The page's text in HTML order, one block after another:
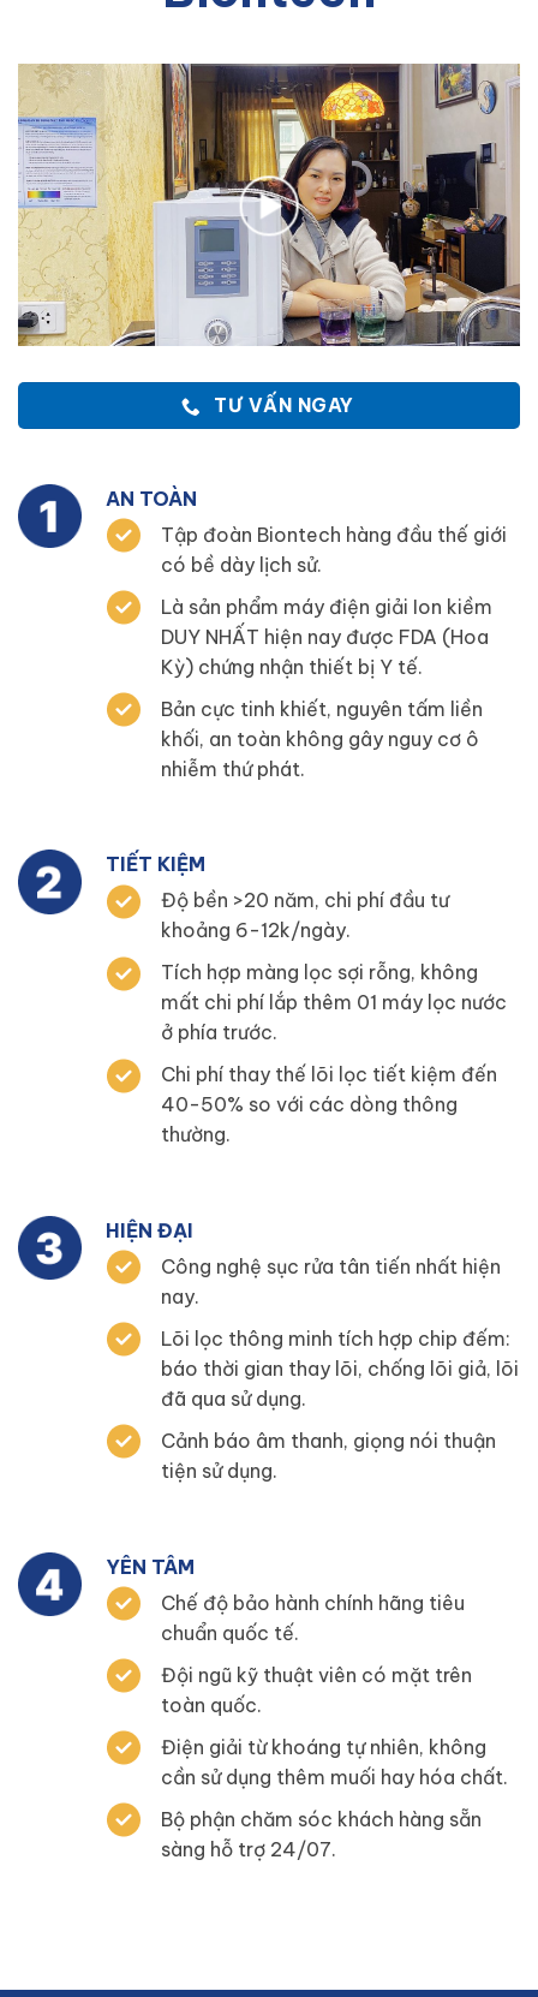
TƯ VẤN NGAY
AN TOÀN
Tập đoàn Biontech hàng đầu thế giới
có bề dày lịch sử.
Là sản phẩm máy điện giải Ion kiềm
DUY NHẤT hiện nay được FDA (Hoa
Kỳ) chứng nhận thiết bị Y tế.
Bản cực tinh khiết, nguyên tấm liền
khối, an toàn không gây nguy cơ ô
nhiễm thứ phát.
TIẾT KIỆM
Độ bền >20 năm, chi phí đầu tư
khoảng 6-12k/ngày.
Tích hợp màng lọc sợi rỗng, không
mất chi phí lắp thêm 01 máy lọc nước
ở phía trước.
Chi phí thay thế lõi lọc tiết kiệm đến
40-50% so với các dòng thông
thường.
HIỆN ĐẠI
Công nghệ sục rửa tân tiến nhất hiện
nay.
Lõi lọc thông minh tích hợp chip đếm:
báo thời gian thay lõi, chống lõi giả, lõi
đã qua sử dụng.
Cảnh báo âm thanh, giọng nói thuận
tiện sử dụng.
YÊN TÂM
Chế độ bảo hành chính hãng tiêu
chuẩn quốc tế.
Đội ngũ kỹ thuật viên có mặt trên
toàn quốc.
Điện giải từ khoáng tự nhiên, không
cần sử dụng thêm muối hay hóa chất.
Bộ phận chăm sóc khách hàng sẵn
sàng hỗ trợ 24/07.